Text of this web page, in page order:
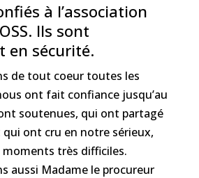
à l’association
Ils sont
en sécurité.
de tout coeur toutes les
ont fait confiance jusqu’au
soutenues, qui ont partagé
ont cru en notre sérieux,
moments très difficiles.
aussi Madame le procureur